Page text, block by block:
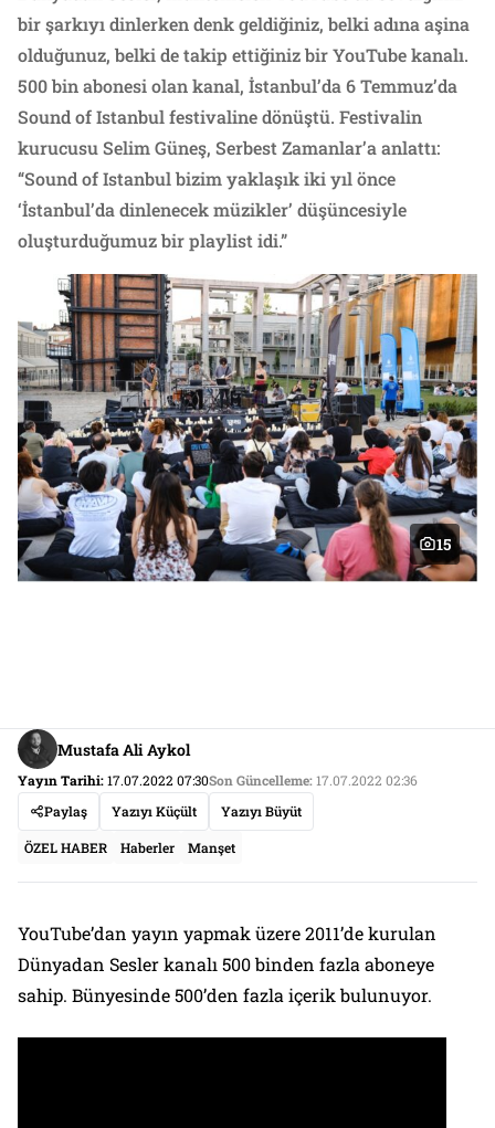
bir şarkıyı dinlerken denk geldiğiniz, belki adına aşina
olduğunuz, belki de takip ettiğiniz bir YouTube kanalı.
500 bin abonesi olan kanal, İstanbul’da 6 Temmuz’da
Sound of Istanbul festivaline dönüştü. Festivalin
kurucusu Selim Güneş, Serbest Zamanlar’a anlattı:
“Sound of Istanbul bizim yaklaşık iki yıl önce
‘İstanbul’da dinlenecek müzikler’ düşüncesiyle
oluşturduğumuz bir playlist idi.”
15
Mustafa Ali Aykol
Yayın Tarihi:17.07.2022 07:30Son Güncelleme:17.07.2022 02:36
Paylaş
Yazıyı Küçült Yazıyı Büyüt
ÖZEL HABER Haberler Manşet
YouTube’dan yayın yapmak üzere 2011’de kurulan
Dünyadan Sesler kanalı 500 binden fazla aboneye
sahip. Bünyesinde 500’den fazla içerik bulunuyor.